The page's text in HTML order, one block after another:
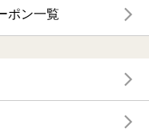
ポン一覧